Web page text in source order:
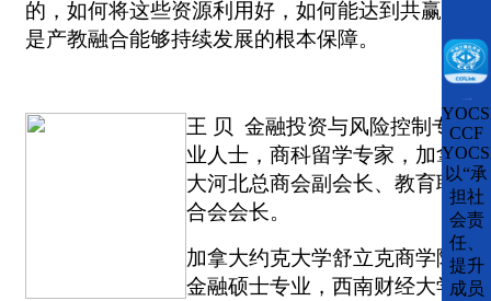
的，如何将这些资源利用好，如何能达到共赢，
是产教融合能够持续发展的根本保障。
王 贝 金融投资与风险控制专
业人士，商科留学专家，加拿
大河北总商会副会长、教育联
合会会长。
加拿大约克大学舒立克商学院
金融硕士专业，西南财经大学
CCF
以“承
担社
会责
任、
提升
成员